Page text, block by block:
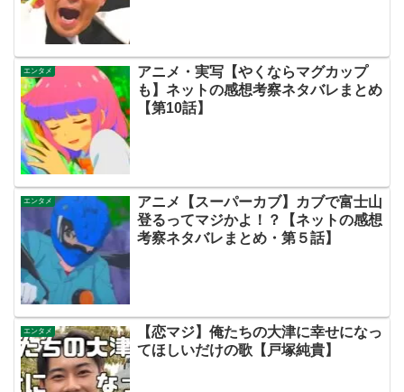
エンタメ
アニメ・実写【やくならマグカップ
も】ネットの感想考察ネタバレまとめ
【第10話】
エンタメ
アニメ【スーパーカブ】カブで富士山
登るってマジかよ！？【ネットの感想
考察ネタバレまとめ・第５話】
エンタメ
【恋マジ】俺たちの大津に幸せになっ
てほしいだけの歌【戸塚純貴】